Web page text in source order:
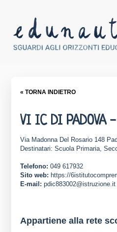
« TORNA INDIETRO
VI IC DI PADOVA
Via Madonna Del Rosario 148
Destinatari: Scuola Primaria,
Telefono: 049 617932
Sito web: https://
E-mail: pdic883002@istruzione.it
Appartiene alla rete